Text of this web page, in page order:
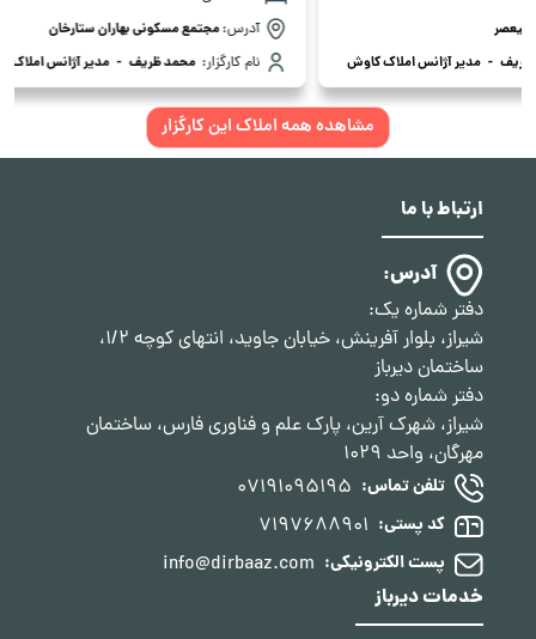
مجتمع مسکونی بهاران ستارخان
نام کارگزار: محمد ظریف مدیر آژانس املاک کاوش
آدرس:عفیف آباد
نام کارگزار: محمد
مشاهده همه املاک این کارگزار
ارتباط با ما
آدرس:
دفتر شماره یک:
شیراز، بلوار آفرینش، خیابان جاوید، انتهای کوچه 1/2،
ساختمان دیرباز
دفتر شماره دو:
شیراز، شهرک آرین، پارک علم و فناوری فارس، ساختمان
مهرگان، واحد 1029
تلفن تماس: 07191095195
کد پستی: 7197688901
پست الکترونیکی: info@dirbaaz.com
خدمات دیرباز